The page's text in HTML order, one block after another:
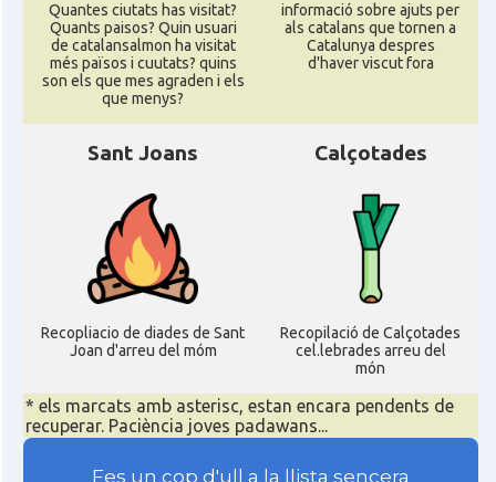
Quantes ciutats has visitat?
Quants paisos? Quin usuari
de catalansalmon ha visitat
més països i cuutats? quins
son els que mes agraden i els
que menys?
informació sobre ajuts per
als catalans que tornen a
Catalunya despres
d'haver viscut fora
Sant Joans
Recopliacio de diades de Sant
Joan d'arreu del móm
Calçotades
Recopilació de Calçotades
cel.lebrades arreu del
món
* els marcats amb asterisc, estan encara pendents de
recuperar. Paciència joves padawans...
Fes un cop d'ull a la llista sencera